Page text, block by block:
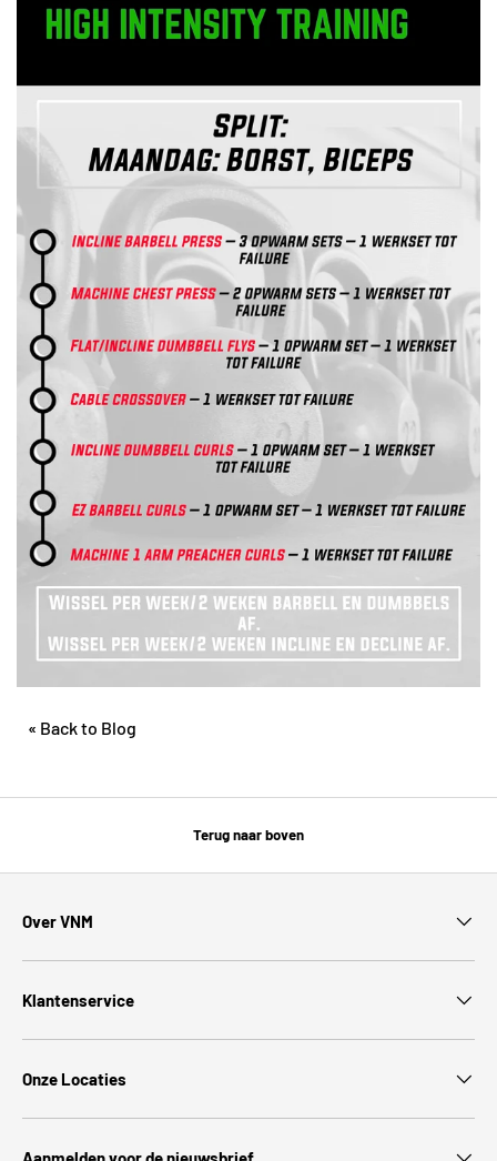
« Back to Blog
Terug naar boven
Over VNM
Klantenservice
Onze Locaties